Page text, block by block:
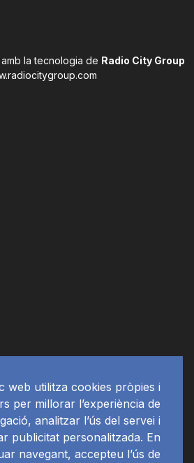
la tecnologia de Radio City Group
web utilitza cookies pròpies i
per millorar l’experiència de
analitzar l’ús del servei i
publicitat personalitzada. En
navegant, accepteu l’ús de